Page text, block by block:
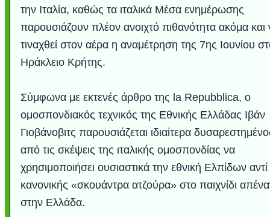
την Ιταλία, καθώς τα ιταλικά Μέσα ενημέρωσης
παρουσιάζουν πλέον ανοιχτό πιθανότητα ακόμα και
τιναχθεί στον αέρα η αναμέτρηση της 7ης Ιουνίου
Ηράκλειο Κρήτης.
Σύμφωνα με εκτενές άρθρο της la Repubblica, ο
ομοσπονδιακός τεχνικός της Εθνικής Ελλάδας Ιβάν
Γιοβάνοβιτς παρουσιάζεται ιδιαίτερα
από τις σκέψεις της ιταλικής ομοσπονδίας να
χρησιμοποιήσει ουσιαστικά την εθνική Ελπίδων αντί
κανονικής «σκουάντρα ατζούρα» στο παιχνίδι
στην Ελλάδα.